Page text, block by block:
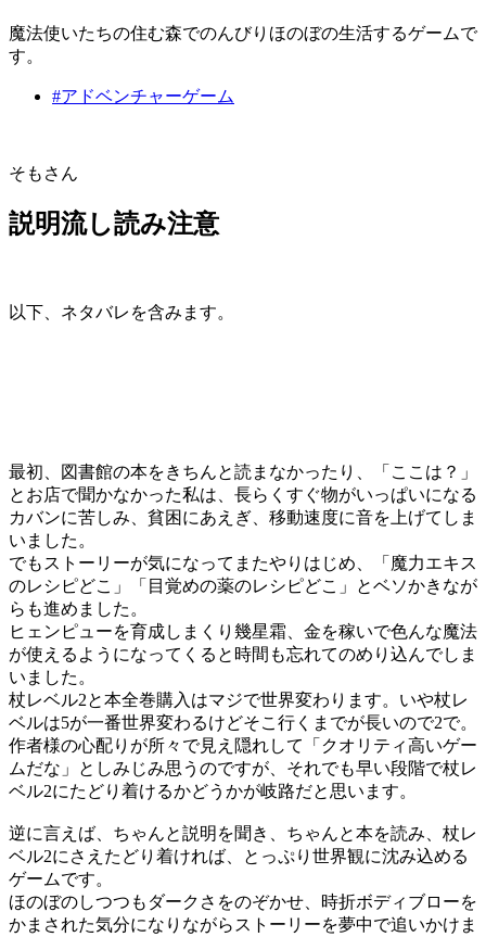
魔法使いたちの住む森でのんびりほのぼの生活するゲームで
す。
#アドベンチャーゲーム
そもさん
説明流し読み注意
以下、ネタバレを含みます。
最初、図書館の本をきちんと読まなかったり、「ここは？」
とお店で聞かなかった私は、長らくすぐ物がいっぱいになる
カバンに苦しみ、貧困にあえぎ、移動速度に音を上げてしま
いました。
でもストーリーが気になってまたやりはじめ、「魔力エキス
のレシピどこ」「目覚めの薬のレシピどこ」とベソかきなが
らも進めました。
ヒェンピューを育成しまくり幾星霜、金を稼いで色んな魔法
が使えるようになってくると時間も忘れてのめり込んでしま
いました。
杖レベル2と本全巻購入はマジで世界変わります。いや杖レ
ベルは5が一番世界変わるけどそこ行くまでが長いので2で。
作者様の心配りが所々で見え隠れして「クオリティ高いゲー
ムだな」としみじみ思うのですが、それでも早い段階で杖レ
ベル2にたどり着けるかどうかが岐路だと思います。
逆に言えば、ちゃんと説明を聞き、ちゃんと本を読み、杖レ
ベル2にさえたどり着ければ、とっぷり世界観に沈み込める
ゲームです。
ほのぼのしつつもダークさをのぞかせ、時折ボディブローを
かまされた気分になりながらストーリーを夢中で追いかけま